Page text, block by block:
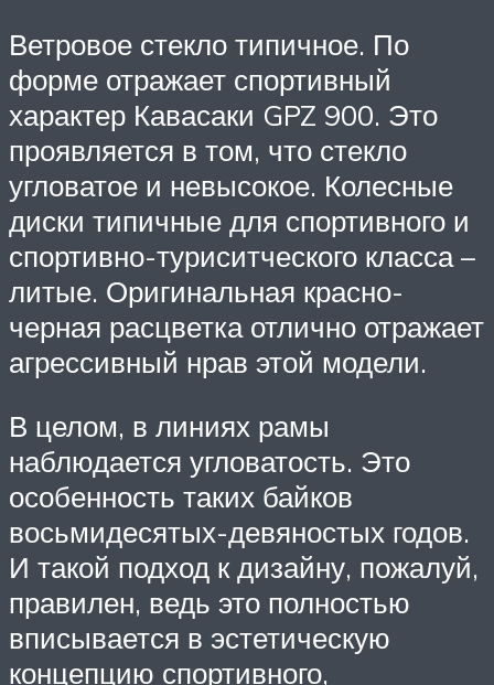
Ветровое стекло типичное. По
форме отражает спортивный
характер Кавасаки GPZ 900. Это
проявляется в том, что стекло
угловатое и невысокое. Колесные
диски типичные для спортивного и
спортивно-туриситческого класса –
литые. Оригинальная красно-
черная расцветка отлично отражает
агрессивный нрав этой модели.
В целом, в линиях рамы
наблюдается угловатость. Это
особенность таких байков
восьмидесятых-девяностых годов.
И такой подход к дизайну, пожалуй,
правилен, ведь это полностью
вписывается в эстетическую
концепцию спортивного,